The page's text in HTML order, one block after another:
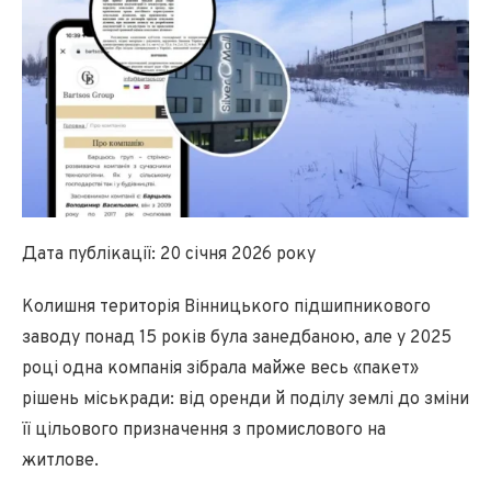
Дата публікації: 20 січня 2026 року
Колишня територія Вінницького підшипникового
заводу понад 15 років була занедбаною, але у 2025
році одна компанія зібрала майже весь «пакет»
рішень міськради: від оренди й поділу землі до зміни
її цільового призначення з промислового на
житлове.